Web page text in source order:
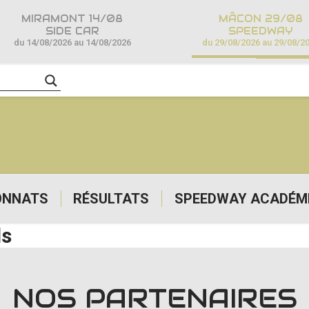
RÉSULTATS SPEEDWAY
MIRAMONT 14/08
SIDE CAR
du 14/08/2026 au 14/08/2026
MÂCON 29/08
SPEEDWAY
du 29/08/2026 au 29/08/
NOS PARTENAIRES